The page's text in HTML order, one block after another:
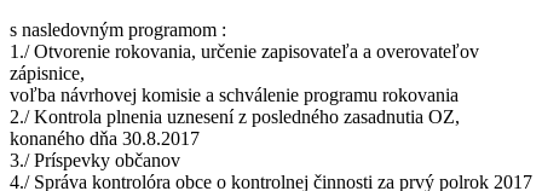
s nasledovným programom :
1./ Otvorenie rokovania, určenie zapisovateľa a overovateľov
zápisnice,
voľba návrhovej komisie a schválenie programu rokovania
2./ Kontrola plnenia uznesení z posledného zasadnutia OZ,
konaného dňa 30.8.2017
3./ Príspevky občanov
4./ Správa kontrolóra obce o kontrolnej činnosti za prvý polrok 2017